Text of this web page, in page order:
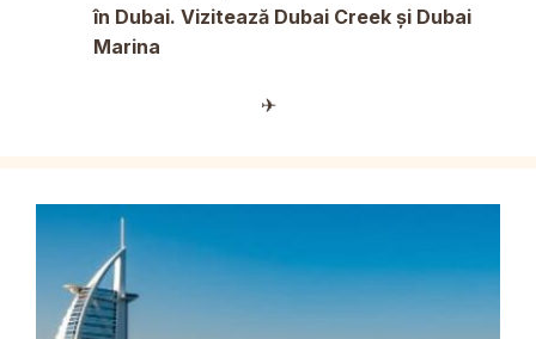
în Dubai. Vizitează Dubai Creek și Dubai
Marina
✈︎